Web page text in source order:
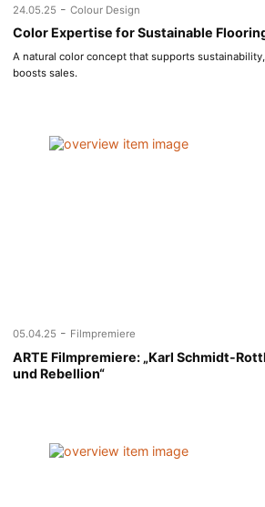
24.05.25 - Colour Design
Color Expertise for Sustainable
A natural color concept that supports
boosts sales.
05.04.25 - Filmpremiere
ARTE Filmpremiere: „Karl Schmidt-
und Rebellion“